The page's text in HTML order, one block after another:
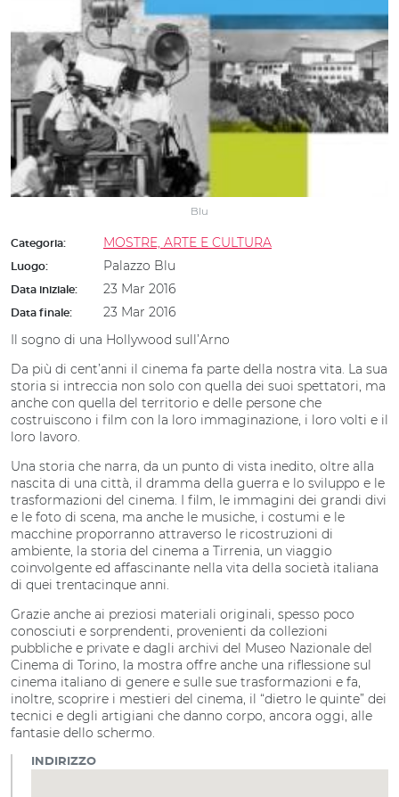
Blu
Categoria: MOSTRE, ARTE E CULTURA
Luogo: Palazzo Blu
Data iniziale: 23 Mar 2016
Data finale:
23 Mar 2016
Il sogno di una Hollywood sull’Arno
Da più di cent’anni il cinema fa parte della nostra vita. La sua
storia si intreccia non solo con quella dei suoi spettatori, ma
anche con quella del territorio e delle persone che
costruiscono i film con la loro immaginazione, i loro volti e il
loro lavoro.
Una storia che narra, da un punto di vista inedito, oltre alla
nascita di una città, il dramma della guerra e lo sviluppo e le
trasformazioni del cinema. I film, le immagini dei grandi divi
e le foto di scena, ma anche le musiche, i costumi e le
macchine proporranno attraverso le ricostruzioni di
ambiente, la storia del cinema a Tirrenia, un viaggio
coinvolgente ed affascinante nella vita della società italiana
di quei trentacinque anni.
Grazie anche ai preziosi materiali originali, spesso poco
conosciuti e sorprendenti, provenienti da collezioni
pubbliche e private e dagli archivi del Museo Nazionale del
Cinema di Torino, la mostra offre anche una riflessione sul
cinema italiano di genere e sulle sue trasformazioni e fa,
inoltre, scoprire i mestieri del cinema, il “dietro le quinte” dei
tecnici e degli artigiani che danno corpo, ancora oggi, alle
fantasie dello schermo.
INDIRIZZO